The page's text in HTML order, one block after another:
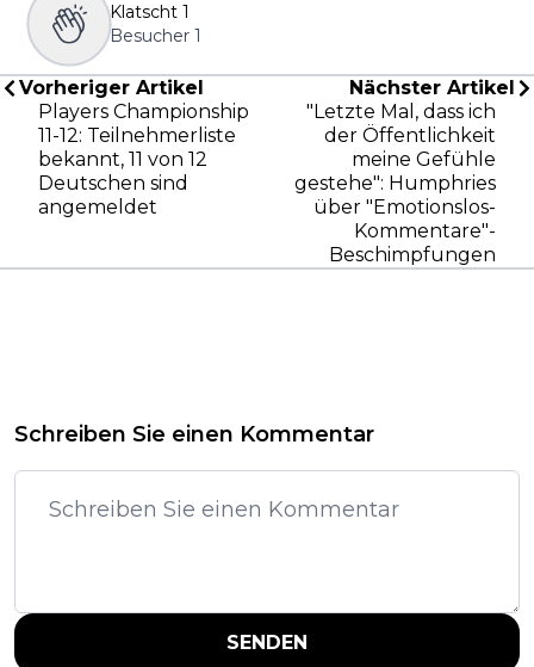
Klatscht 1
Besucher 1
Vorheriger Artikel
Players Championship
11-12: Teilnehmerliste
bekannt, 11 von 12
Deutschen sind
angemeldet
Nächster Artikel
"Letzte Mal, dass ich
der Öffentlichkeit
meine Gefühle
gestehe": Humphries
über "Emotionslos-
Kommentare"-
Beschimpfungen
Schreiben Sie einen Kommentar
SENDEN